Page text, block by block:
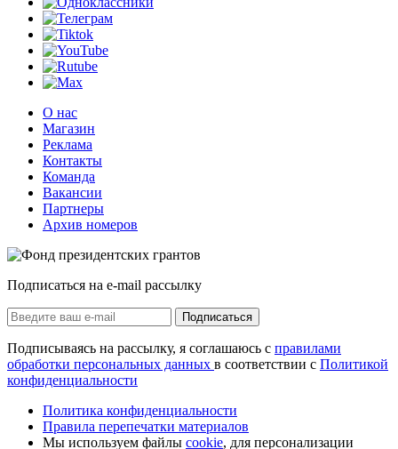
О нас
Магазин
Реклама
Контакты
Команда
Вакансии
Партнеры
Архив номеров
Подписаться на e-mail рассылку
Подписаться
Подписываясь на рассылку, я соглашаюсь с правилами
обработки персональных данных в соответствии с Политикой
конфиденциальности
Политика конфиденциальности
Правила перепечатки материалов
Мы используем файлы cookie, для персонализации